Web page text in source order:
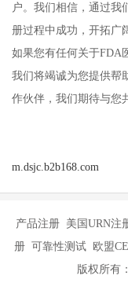
户。我们相信，通过我
册过程中成功，开拓广
如果您有任何关于FDA
我们将竭诚为您提供帮
作伙伴，我们期待与您
m.dsjc.b2b168.com
产品注册 美国URN注
册 可靠性测试 欧盟
版权所有